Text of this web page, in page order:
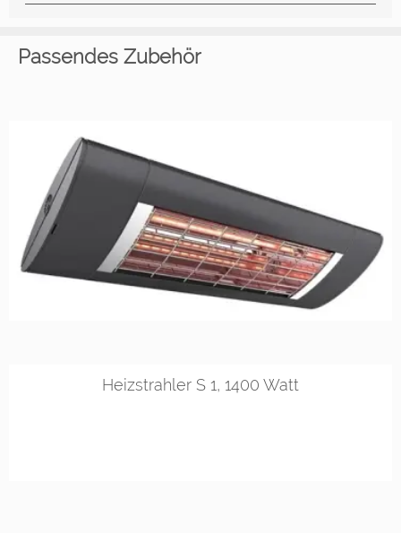
Passendes Zubehör
RAL 9016 RAL 9010 DB 703
Heizstrahler S 1, 1400 Watt